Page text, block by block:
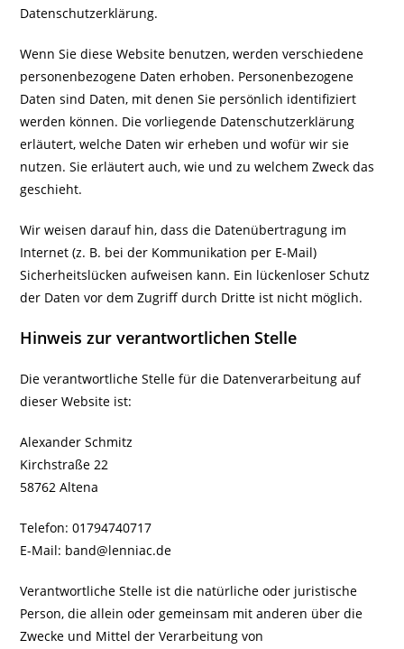
Datenschutzerklärung.
Wenn Sie diese Website benutzen, werden verschiedene
personenbezogene Daten erhoben. Personenbezogene
Daten sind Daten, mit denen Sie persönlich identifiziert
werden können. Die vorliegende Datenschutzerklärung
erläutert, welche Daten wir erheben und wofür wir sie
nutzen. Sie erläutert auch, wie und zu welchem Zweck das
geschieht.
Wir weisen darauf hin, dass die Datenübertragung im
Internet (z. B. bei der Kommunikation per E-Mail)
Sicherheitslücken aufweisen kann. Ein lückenloser Schutz
der Daten vor dem Zugriff durch Dritte ist nicht möglich.
Hinweis zur verantwortlichen Stelle
Die verantwortliche Stelle für die Datenverarbeitung auf
dieser Website ist:
Alexander Schmitz
Kirchstraße 22
58762 Altena
Telefon: 01794740717
E-Mail: band@lenniac.de
Verantwortliche Stelle ist die natürliche oder juristische
Person, die allein oder gemeinsam mit anderen über die
Zwecke und Mittel der Verarbeitung von